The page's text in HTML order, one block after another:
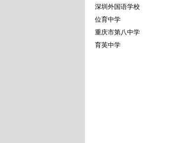
深圳外国语学校
位育中学
重庆市第八中学
育英中学